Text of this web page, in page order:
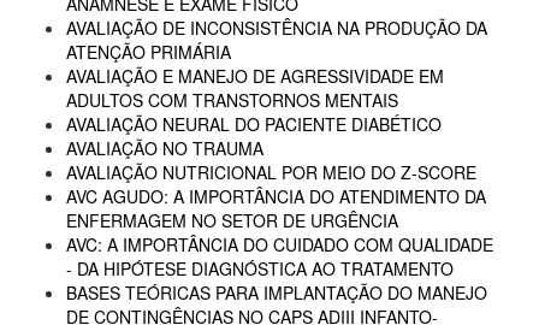
AVALIAÇÃO DE INCONSISTÊNCIA NA PRODUÇÃO DA
ATENÇÃO PRIMÁRIA
AVALIAÇÃO E MANEJO DE AGRESSIVIDADE EM
ADULTOS COM TRANSTORNOS MENTAIS
AVALIAÇÃO NEURAL DO PACIENTE DIABÉTICO
AVALIAÇÃO NO TRAUMA
AVALIAÇÃO NUTRICIONAL POR MEIO DO Z-SCORE
AVC AGUDO: A IMPORTÂNCIA DO ATENDIMENTO DA
ENFERMAGEM NO SETOR DE URGÊNCIA
AVC: A IMPORTÂNCIA DO CUIDADO COM QUALIDADE
- DA HIPÓTESE DIAGNÓSTICA AO TRATAMENTO
BASES TEÓRICAS PARA IMPLANTAÇÃO DO MANEJO
DE CONTINGÊNCIAS NO CAPS ADIII INFANTO-